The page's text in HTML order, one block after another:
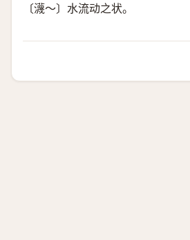
〔瀎～〕水流动之状。